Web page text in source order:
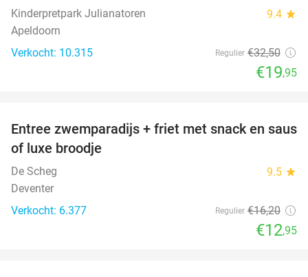
Kinderpretpark Julianatoren 9.4 star
Apeldoorn
Verkocht: 10.315
Regulier €32,50
€19,95
20%
Entree zwemparadijs + friet met snack en saus
of luxe broodje
De Scheg 9.5 star
Deventer
Verkocht: 6.377
Regulier €16,20
€12,95